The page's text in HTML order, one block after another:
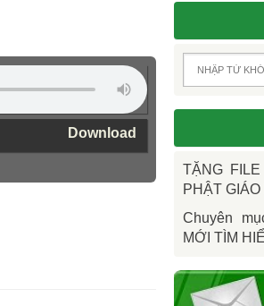
Download
TẶNG
PHẬT
Chuyên
MỚI TÌM